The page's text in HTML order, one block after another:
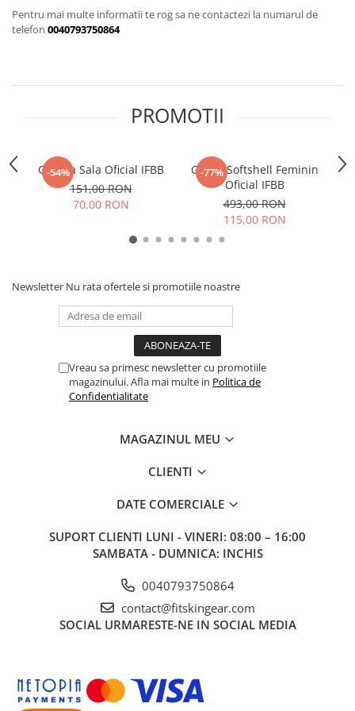
Mingi
Saci Exercitii
Acccesori Antrenor
Motricitate și Coordonare
Prim Ajutor
Recuperare și Îcălzire
Vikings
Pentru mai multe informatii te rog sa ne contactezi la numarul de
telefon 0040793750864
PROMOTII
-54%
Geanta Sala Oficial IFBB
151,00 RON
70,00 RON
-77%
Geaca Softshell Feminin
Oficial IFBB
493,00 RON
115,00 RON
Newsletter Nu rata ofertele si promotiile noastre
Vreau sa primesc newsletter cu promotiile
magazinului. Afla mai multe in Politica de
Confidentialitate
MAGAZINUL MEU
CLIENTI
DATE COMERCIALE
SUPORT CLIENTI LUNI - VINERI: 08:00 – 16:00
SAMBATA - DUMNICA: INCHIS
0040793750864
contact@fitskingear.com
SOCIAL URMARESTE-NE IN SOCIAL MEDIA